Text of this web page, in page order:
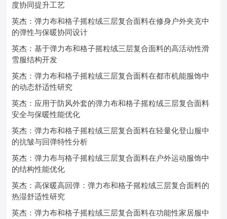
度协同提升工艺
英杰：弹力布和格子摇粒绒三层复合面料在修身户外夹克中
的弹性与保暖协同设计
英杰：基于弹力布和格子摇粒绒三层复合面料的高活动性滑
雪服结构开发
英杰：弹力布和格子摇粒绒三层复合面料在都市机能服饰中
的动态舒适性研究
英杰：应用于防风外套的弹力布和格子摇粒绒三层复合面料
安全与保暖性能优化
英杰：弹力布和格子摇粒绒三层复合面料在轻量化登山服中
的抗皱与回弹特性分析
英杰：弹力布与格子摇粒绒三层复合面料在户外运动服饰中
的结构性能优化
英杰：高保暖高回弹：弹力布和格子摇粒绒三层复合面料的
热湿舒适性研究
英杰：弹力布和格子摇粒绒三层复合面料在功能性家居服中